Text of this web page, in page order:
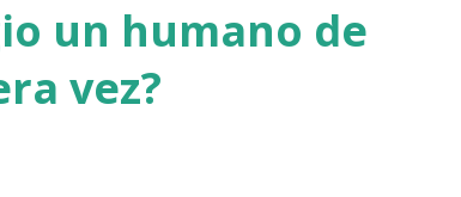
un humano de
vez?